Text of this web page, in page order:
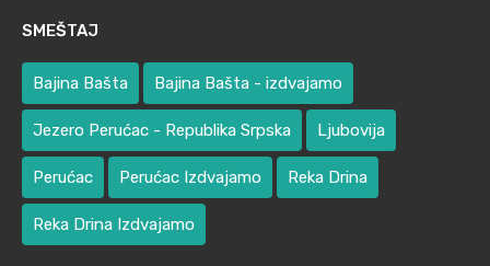
SMEŠTAJ
Bajina Bašta Bajina Bašta - izdvajamo
Jezero Perućac - Republika Srpska Ljubovija
Perućac Perućac Izdvajamo Reka Drina
Reka Drina Izdvajamo